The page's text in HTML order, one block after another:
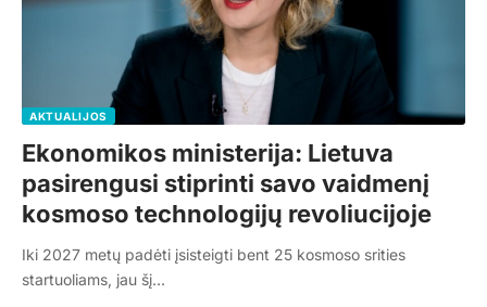
AKTUALIJOS
Ekonomikos ministerija: Lietuva
pasirengusi stiprinti savo vaidmenį
kosmoso technologijų revoliucijoje
Iki 2027 metų padėti įsisteigti bent 25 kosmoso srities
startuoliams, jau šį…